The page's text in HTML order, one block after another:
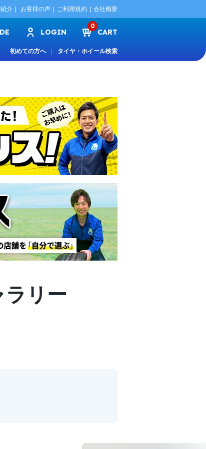
介 お客様の声 ご利用規約 会社概要
LOGIN
0
CART
初めての方へ タイヤ・ホイール検索
リー